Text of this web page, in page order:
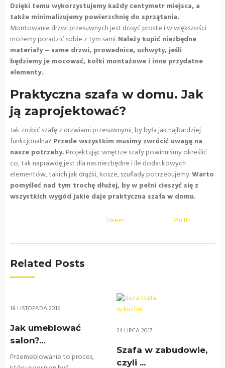
Dzięki temu wykorzystujemy każdy centymetr miejsca, a
także minimalizujemy powierzchnię do sprzątania.
Montowanie drzwi przesuwnych jest dosyć proste i w większości
możemy poradzić sobie z tym sami.Należy kupić niezbędne
materiały – same drzwi, prowadnice, uchwyty, jeśli
będziemy je mocować, kołki montażowe i inne przydatne
elementy.
Praktyczna szafa w domu. Jak
ją zaprojektować?
Jak zrobić szafę z drzwiami przesuwnymi, by była jak najbardziej
funkcjonalna? Przede wszystkim musimy zwrócić uwagę na
nasze potrzeby. Projektując wnętrze szafy powinniśmy określić
co, tak naprawdę jest dla nas niezbędne i ile dodatkowych
elementów, takich jak drążki, kosze, szuflady potrzebujemy.Warto
pomyśleć nad tym trochę dłużej, by w pełni cieszyć się z
wszystkich wygód jakie daje praktyczna szafa w domu.
Tweet Pin It
Related Posts
18 LISTOPADA 2016
Jak umeblować
salon?...
Przemeblowanie to proces,
24 LIPCA 2017
Szafa w zabudowie,
czyli ...